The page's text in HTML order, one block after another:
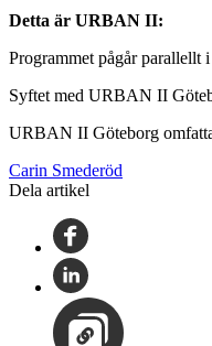
Detta är URBAN II:
Programmet pågår parallellt
Syftet med URBAN II
URBAN II Göteborg
Carin Smederöd
Dela artikel